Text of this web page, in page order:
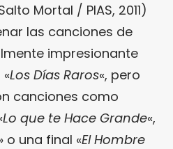
Mortal / PIAS, 2011)
las canciones de
impresionante
Los Días Raros«, pero
canciones como
Lo que te Hace Grande«,
o una final «El Hombre